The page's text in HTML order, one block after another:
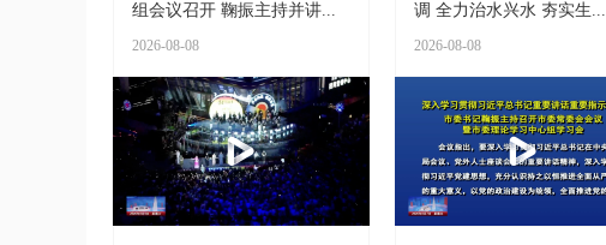
组会议召开 鞠振主持并讲...
2026-08-08
调 全力治水兴水 夯实生...
2026-08-08